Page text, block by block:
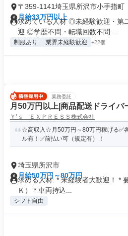
〒359-1141埼玉県所沢市小手指町
月給33万円以上
求めている人材 ◎未経験歓迎・第
迎 ◎学歴不問・転職回数不問 ...
制服あり 業界未経験歓迎 +22個
業務委託
月50万円以上|商品配送ドライバ
Ｙ’ｓ ＥＸＰＲＥＳＳ株式会社
☆高収入☆月50万円～80万円稼げる✅
ル有！✅前払い可（規定有）！
埼玉県所沢市
月給50万円～80万円
求める人材: * 未経験者大歓迎！ *
Ｋ） * 車両持込...
シフト自由